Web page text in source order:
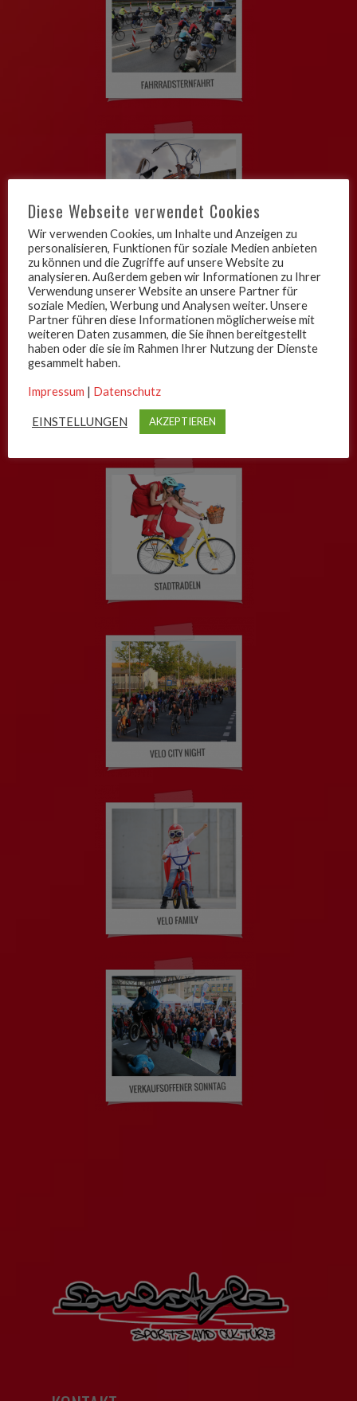
Diese Webseite verwendet Cookies
Wir verwenden Cookies, um Inhalte und Anzeigen zu
personalisieren, Funktionen für soziale Medien anbieten
zu können und die Zugriffe auf unsere Website zu
analysieren. Außerdem geben wir Informationen zu Ihrer
Verwendung unserer Website an unsere Partner für
soziale Medien, Werbung und Analysen weiter. Unsere
Partner führen diese Informationen möglicherweise mit
weiteren Daten zusammen, die Sie ihnen bereitgestellt
haben oder die sie im Rahmen Ihrer Nutzung der Dienste
gesammelt haben.
Impressum | Datenschutz
EINSTELLUNGEN AKZEPTIEREN